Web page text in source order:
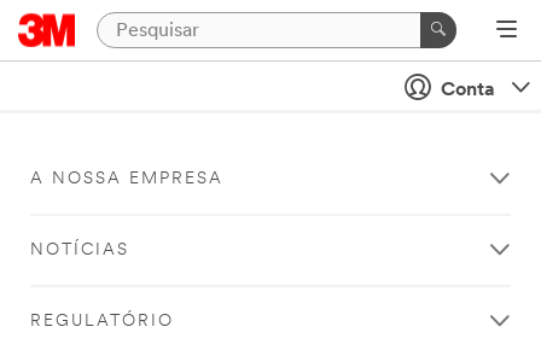
Conta
A NOSSA EMPRESA
NOTÍCIAS
REGULATÓRIO